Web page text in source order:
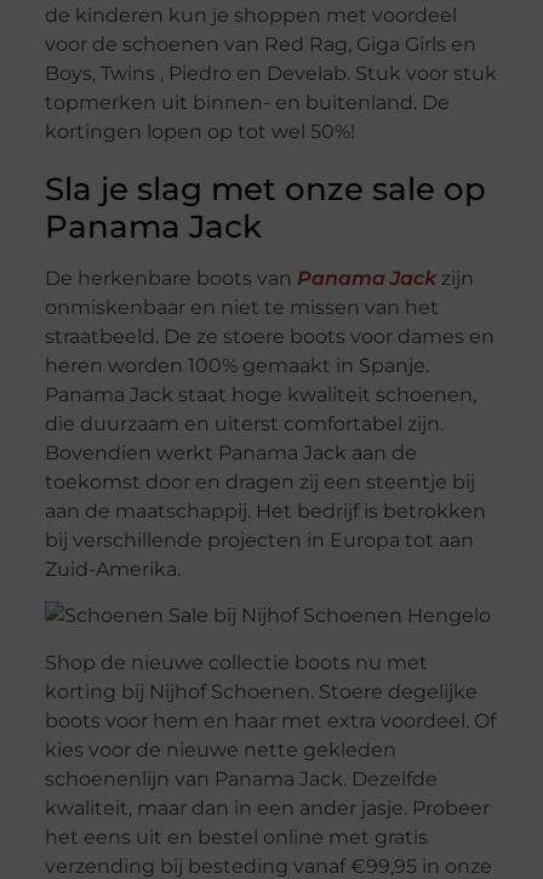
de kinderen kun je shoppen met voordeel
voor de schoenen van Red Rag, Giga Girls en
Boys, Twins , Piedro en Develab. Stuk voor stuk
topmerken uit binnen- en buitenland. De
kortingen lopen op tot wel 50%!
Sla je slag met onze sale op
Panama Jack
De herkenbare boots van Panama Jackzijn
onmiskenbaar en niet te missen van het
straatbeeld. De ze stoere boots voor dames en
heren worden 100% gemaakt in Spanje.
Panama Jack staat hoge kwaliteit schoenen,
die duurzaam en uiterst comfortabel zijn.
Bovendien werkt Panama Jack aan de
toekomst door en dragen zij een steentje bij
aan de maatschappij. Het bedrijf is betrokken
bij verschillende projecten in Europa tot aan
Zuid-Amerika.
Shop de nieuwe collectie boots nu met
korting bij Nijhof Schoenen. Stoere degelijke
boots voor hem en haar met extra voordeel. Of
kies voor de nieuwe nette gekleden
schoenenlijn van Panama Jack. Dezelfde
kwaliteit, maar dan in een ander jasje. Probeer
het eens uit en bestel online met gratis
verzending bij besteding vanaf €99,95 in onze